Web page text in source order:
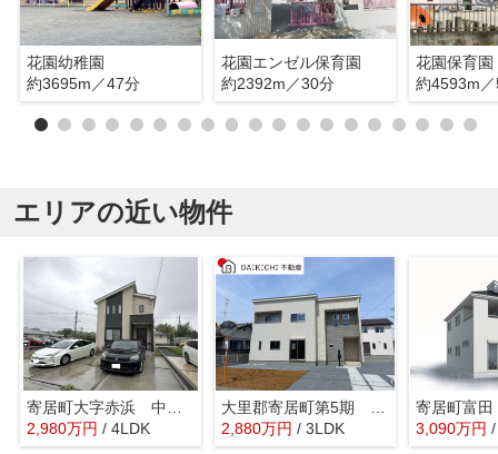
花園幼稚園
約3695m／47分
花園エンゼル保育園
約2392m／30分
花園保育園
約4593m
エリアの近い物件
寄居町大字赤浜 中古戸建
2,980万円 / 4LDK
大里郡寄居町第5期 ワイウッドコート 新築戸建 全4区画 4号棟
2,880万円 / 3LDK 3,090万円